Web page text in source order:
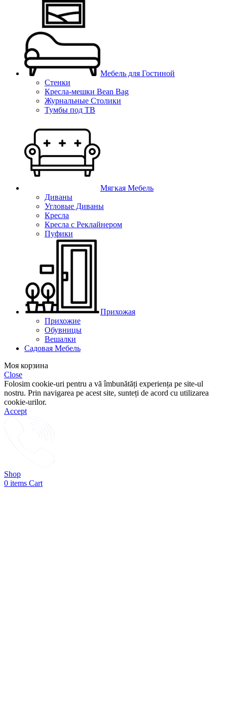
Мебель для Гостиной
Стенки
Кресла-мешки Bean Bag
Журнальные Столики
Тумбы под ТВ
Мягкая Мебель
Диваны
Угловые Диваны
Кресла
Кресла с Реклайнером
Пуфики
Прихожая
Прихожие
Обувницы
Вешалки
Садовая Мебель
Моя корзина
Close
Folosim cookie-uri pentru a vă îmbunătăți experiența pe site-ul
nostru. Prin navigarea pe acest site, sunteți de acord cu utilizarea
cookie-urilor.
Accept
Shop
0 items Cart